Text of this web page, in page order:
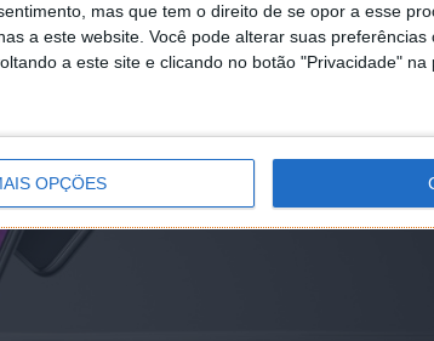
mas que tem o direito de se opor a esse
a este website. Você pode alterar suas
a este site e clicando no botão "Privacidade" na
OPÇÕES